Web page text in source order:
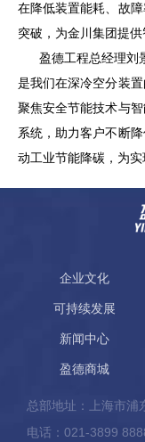
在降低装置能耗、故
突破，为金川集团提
盈德工程总经理刘
是我们在深冷空分装
聚焦安全节能技术与
系统，助力客户不断
动工业节能降碳，为实
企业文化
可持续发展
新闻中心
盈德商城
总部地址：上海市浦
电话：021-3899